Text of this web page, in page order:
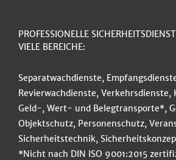
PROFESSIONELLE
VIELE BEREICHE:
Separatwachdienste,
Revierwachdienste, Verkehrsdienste,
Geld-, Wert- und Belegtransporte*,
Objektschutz, Personenschutz,
Sicherheitstechnik,
*Nicht nach DIN ISO 9001:2015